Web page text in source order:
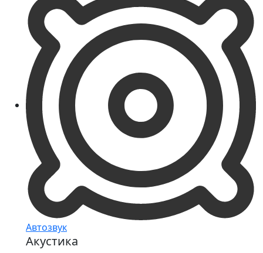
Автозвук
Акустика